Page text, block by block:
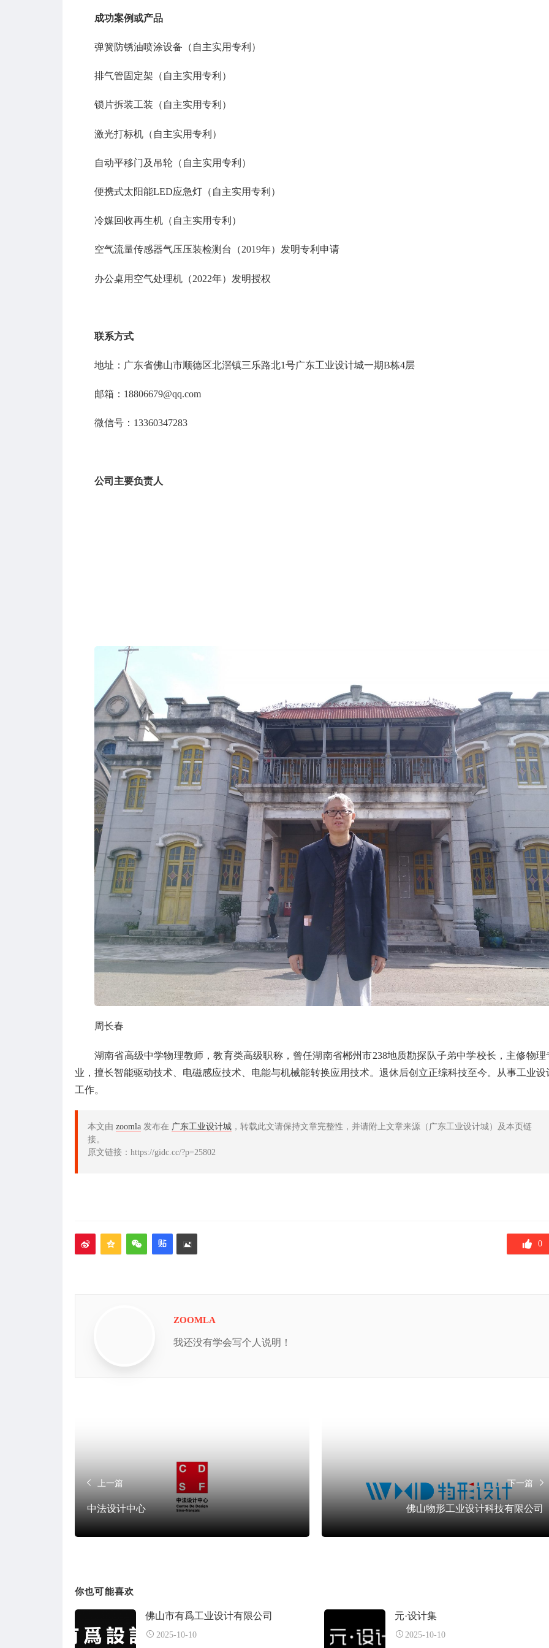
成功案例或产品
弹簧防锈油喷涂设备（自主实用专利）
排气管固定架（自主实用专利）
锁片拆装工装（自主实用专利）
激光打标机（自主实用专利）
自动平移门及吊轮（自主实用专利）
便携式太阳能LED应急灯（自主实用专利）
冷媒回收再生机（自主实用专利）
空气流量传感器气压压装检测台（2019年）发明专利申请
办公桌用空气处理机（2022年）发明授权
联系方式
地址：广东省佛山市顺德区北滘镇三乐路北1号广东工业设计城一期B栋4层
邮箱：18806679@qq.com
微信号：13360347283
公司主要负责人
周长春
湖南省高级中学物理教师，教育类高级职称，曾任湖南省郴州市238地质勘探队子弟中学校长，主修物理
业，擅长智能驱动技术、电磁感应技术、电能与机械能转换应用技术。退休后创立正综科技至今。从事工业设
工作。
本文由 zoomla 发布在 广东工业设计城 ，转载此文请保持文章完整性，并请附上文章来源（广东工业设计城）及本页链
接。
原文链接：https://gidc.cc/?p=25802
0
ZOOMLA
我还没有学会写个人说明！
上一篇
中法设计中心
下一篇
佛山物形工业设计科技有限公司
你也可能喜欢
佛山市有爲工业设计有限公司
2025-10-10
元·设计集
2025-10-10